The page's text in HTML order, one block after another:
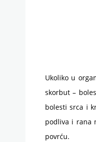
Ukoliko u
skorbut –
bolesti srca i
podliva i rana
povrću.